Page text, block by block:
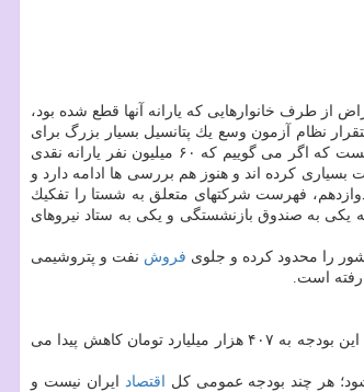
كار و رفاه اجتماعی در جلسه هیات نمایندگان اتاق بازرگانی ایران با اشاره به اینكه در دور اول تنها ۱۲ درصد اعتراض از طرف خانوارهایی كه یارانه آنها قطع شده بود،
ایرانی و استقرار نظام آزمون وسع یك پتانسیل بسیار بزرگ برای
مردم است. وی ادامه داد: نیازمندیم در جهت توانمندسازی مردم اقدام كنیم؛ اما آزمون وسع به شناسایی واقعی مردمی كه نیاز به كمك دارند، منجر خواهد شد؛ این در حالیست كه اگر می گوییم كه ۶۰ میلیون نفر یارانه نقدی
بسیاری كرده اند و هنوز هم بررسی ها ادامه دارد و
فهرست شركتهای متعلق به شستا را تفكیك
به صندوق بازنشستگی و یكی به ستاد نیروهای
را محدود كرده و جلوی فروش نفت و پتروشیمی
رفته است.
وزیر تعاون كار و رفاه اجتماعی با اشاره به بودجه دولت در سال ۱۳۹۸ اظهار داشت: وقتی دولت بودجه ای را تقدیم مجلس با رقم ۴۷۰ هزار میلیارد می كند، در مرحله اول این بودجه به ۴۰۷ هزار میلیارد تومان كاهش پیدا می
اقتصاد ایران نیست و